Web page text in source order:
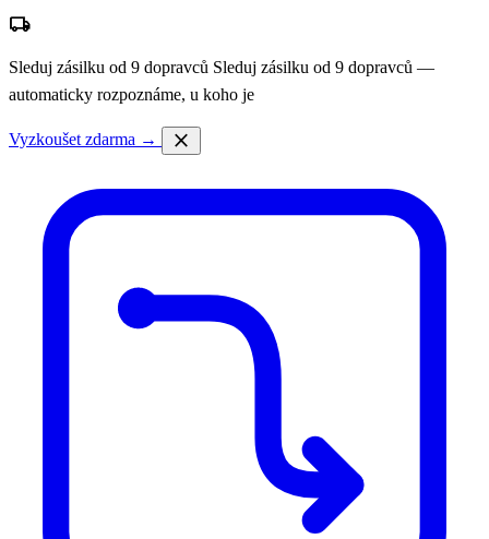
local_shipping
Sleduj zásilku od 9 dopravců Sleduj zásilku od 9 dopravců —
automaticky rozpoznáme, u koho je
Vyzkoušet zdarma → close